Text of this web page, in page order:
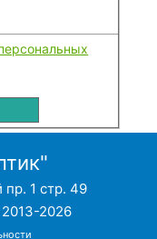
пр. 1 стр. 49
2026